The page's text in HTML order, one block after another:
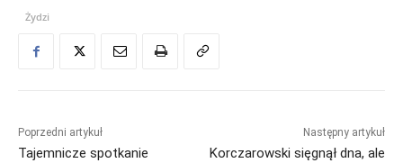
Żydzi
Poprzedni artykuł
Tajemnicze spotkanie
Następny artykuł
Korczarowski sięgnął dna, ale